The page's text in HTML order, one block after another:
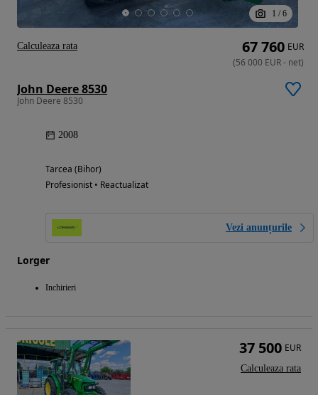
1 / 6
John Deere 8530
John Deere 8530
2008
Tarcea (Bihor)
Profesionist • Reactualizat
Vezi anunțurile
Lorger
Inchirieri
67 760 EUR
(56 000 EUR- net)
Calculeaza rata
37 500 EUR
Calculeaza rata